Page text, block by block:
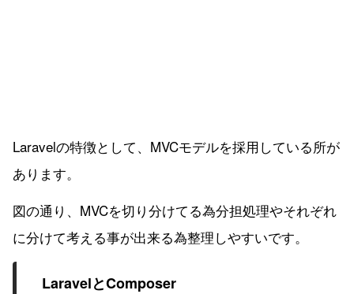
Laravelの特徴として、MVCモデルを採用している所が
あります。
図の通り、MVCを切り分けてる為分担処理やそれぞれ
に分けて考える事が出来る為整理しやすいです。
LaravelとComposer